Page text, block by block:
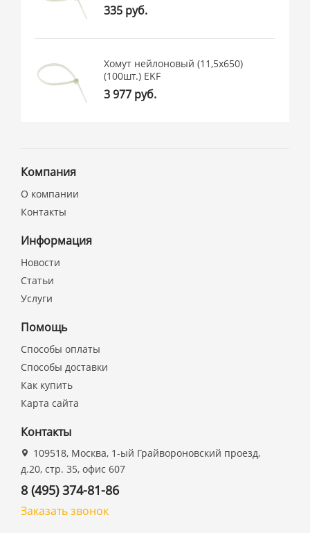
335 руб.
Хомут нейлоновый (11,5х650)
(100шт.) EKF
3 977 руб.
Компания
О компании
Контакты
Информация
Новости
Статьи
Услуги
Помощь
Способы оплаты
Способы доставки
Как купить
Карта сайта
Контакты
109518, Москва, 1-ый Грайвороновский проезд,
д.20, стр. 35, офис 607
8 (495) 374-81-86
Заказать звонок